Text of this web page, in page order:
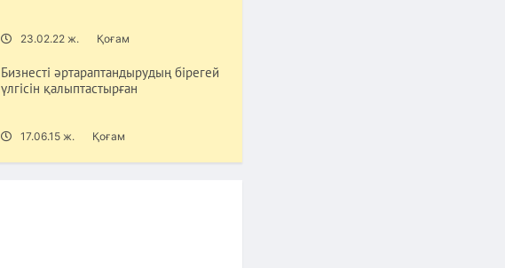
23.02.22 ж. Қоғам
Бизнесті әртараптандырудың бірегей
үлгісін қалыптастырған
17.06.15 ж. Қоғам